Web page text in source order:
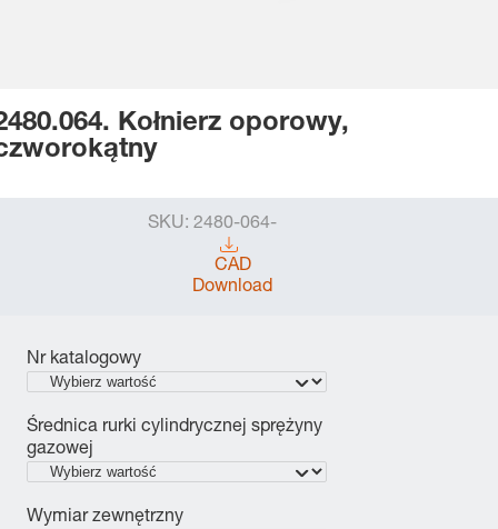
Kołnierz oporowy,
SKU: 2480-064-
CAD
Download
Nr katalogowy
Średnica rurki cylindrycznej sprężyny
gazowej
Wymiar zewnętrzny